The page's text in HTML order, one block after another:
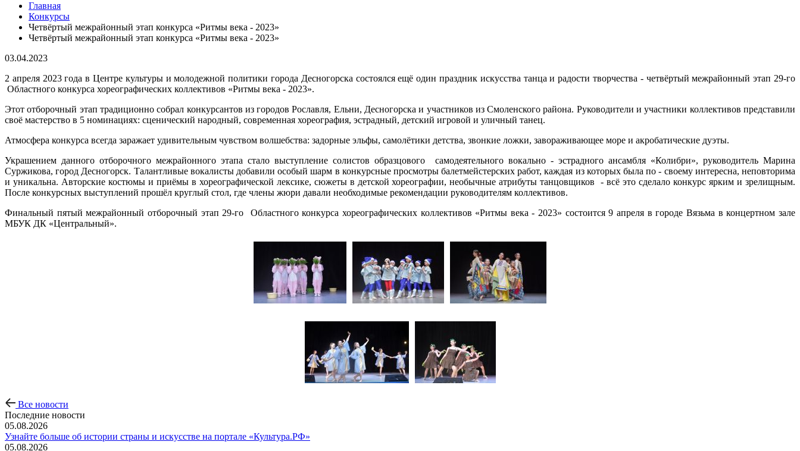
Главная
Конкурсы
Четвёртый межрайонный этап конкурса «Ритмы века - 2023»
Четвёртый межрайонный этап конкурса «Ритмы века - 2023»
03.04.2023
2 апреля 2023 года в Центре культуры и молодежной политики города Десногорска состоялся ещё один праздник искусства танца и радости творчества - четвёртый межрайонный этап 29-го
Областного конкурса хореографических коллективов «Ритмы века - 2023».
Этот отборочный этап традиционно собрал конкурсантов из городов Рославля, Ельни, Десногорска и участников из Смоленского района. Руководители и участники коллективов представили
своё мастерство в 5 номинациях: сценический народный, современная хореография, эстрадный, детский игровой и уличный танец.
Атмосфера конкурса всегда заражает удивительным чувством волшебства: задорные эльфы, самолётики детства, звонкие ложки, завораживающее море и акробатические дуэты.
Украшением данного отборочного межрайонного этапа стало выступление солистов образцового самодеятельного вокально - эстрадного ансамбля «Колибри», руководитель Марина
Суржикова, город Десногорск. Талантливые вокалисты добавили особый шарм в конкурсные просмотры балетмейстерских работ, каждая из которых была по - своему интересна, неповторима
и уникальна. Авторские костюмы и приёмы в хореографической лексике, сюжеты в детской хореографии, необычные атрибуты танцовщиков - всё это сделало конкурс ярким и зрелищным.
После конкурсных выступлений прошёл круглый стол, где члены жюри давали необходимые рекомендации руководителям коллективов.
Финальный пятый межрайонный отборочный этап 29-го Областного конкурса хореографических коллективов «Ритмы века - 2023» состоится 9 апреля в городе Вязьма в концертном зале
МБУК ДК «Центральный».
Все новости
Последние новости
05.08.2026
Узнайте больше об истории страны и искусстве на портале «Культура.РФ»
05.08.2026